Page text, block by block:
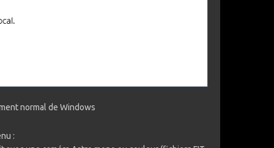
normal de Windows
: